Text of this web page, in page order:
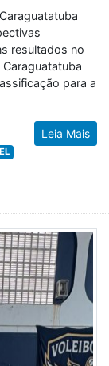
resultados no
para a
Leia Mais